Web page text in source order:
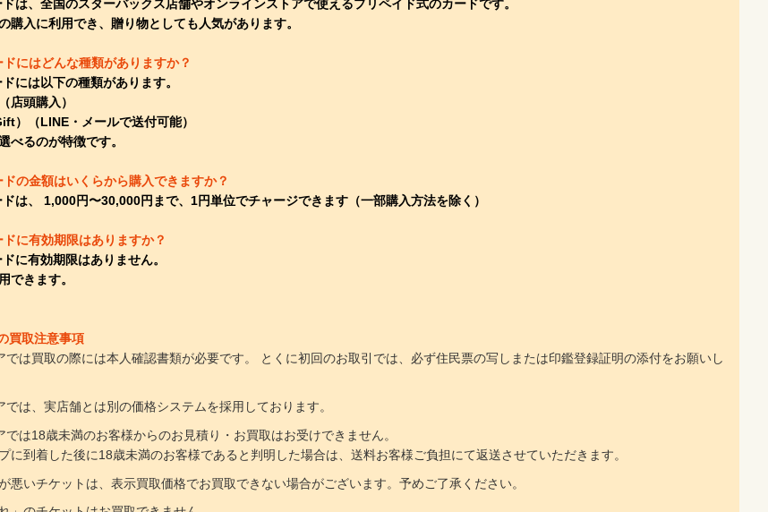
は、全国のスターバックス店舗やオンラインストアで使えるプリペイド式のカードです。
入に利用でき、贈り物としても人気があります。
にはどんな種類がありますか？
には以下の種類があります。
店頭購入）
）（LINE・メールで送付可能）
るのが特徴です。
の金額はいくらから購入できますか？
は、 1,000円〜30,000円まで、1円単位でチャージできます（一部購入方法を除く）
に有効期限はありますか？
に有効期限はありません。
できます。
買取注意事項
では買取の際には本人確認書類が必要です。 とくに初回のお取引では、必ず住民票の写しまたは印鑑登録証明の添付をお願いし
では、実店舗とは別の価格システムを採用しております。
では18歳未満のお客様からのお見積り・お買取はお受けできません。
到着した後に18歳未満のお客様であると判明した場合は、送料お客様ご負担にて返送させていただきます。
悪いチケットは、表示買取価格でお買取できない場合がございます。予めご了承ください。